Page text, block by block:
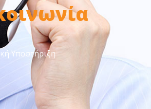
Υποστήριξη